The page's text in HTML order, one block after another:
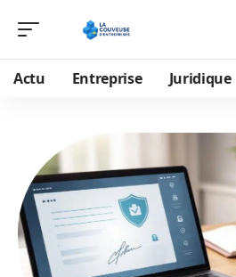
Actu Entreprise Juridique